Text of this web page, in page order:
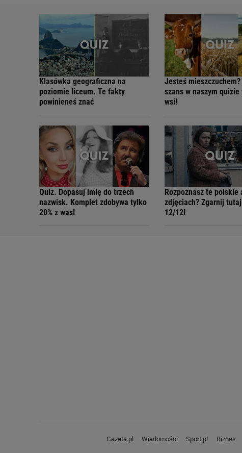
Klasówka geograficzna na
poziomie liceum. Te fakty
powinieneś znać
Jesteś
szans w naszym quizie
wsi!
Quiz. Dopasuj imię do trzech
nazwisk. Komplet zdobywa tylko
20% z was!
Rozpoznasz te polskie
zdjęciach? Zgarnij
12/12!
Gazeta.pl Wiadomości Sport.pl Biznes